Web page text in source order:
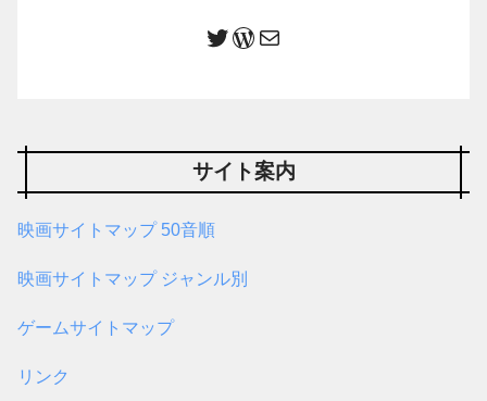
サイト案内
映画サイトマップ 50音順
映画サイトマップ ジャンル別
ゲームサイトマップ
リンク